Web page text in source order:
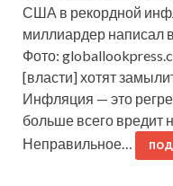
США в рекордной
миллиардер написал
Фото:
[власти] хотят
Инфляция — это
больше всего вредит
Неправильное…